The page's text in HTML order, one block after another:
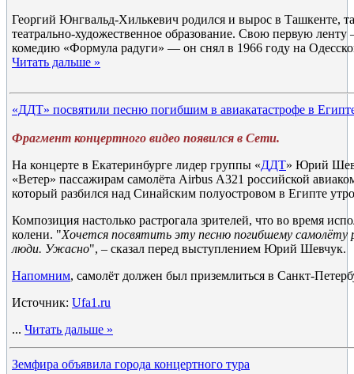
Георгий Юнгвальд-Хилькевич родился и вырос в Ташкенте,
театрально-художественное образование. Свою первую
комедию «Формула радуги» — он снял в 1966 году на
Читать дальше »
«ДДТ» посвятили песню погибшим в авиакатастрофе в
Фрагмент концертного видео появился в Сети.
На концерте в Екатеринбурге лидер группы «ДДТ» Юрий
«Ветер» пассажирам самолёта Airbus А321 российской
который разбился над Синайским полуостровом в Египте
Композиция настолько растрогала зрителей, что во время
колени. "Хочется посвятить эту песню погибшему самолёту
люди. Ужасно", – сказал перед выступлением Юрий Шевчук.
Напомним, самолёт должен был приземлиться в Санкт-
Источник: Ufa1.ru
... Читать дальше »
Земфира объявила города концертного тура